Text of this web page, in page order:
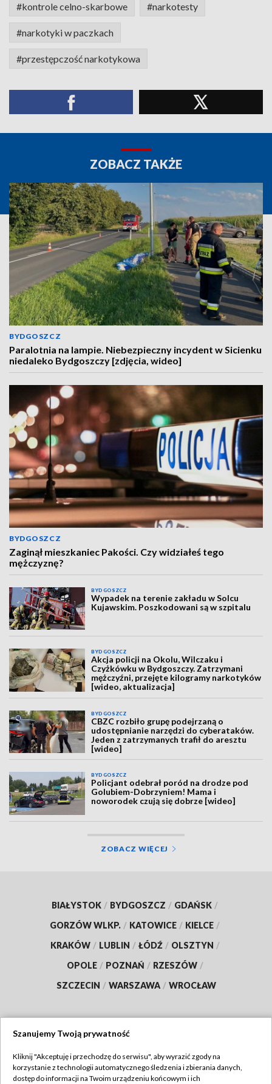
#kontrole celno-skarbowe #narkotesty
#narkotyki w paczkach
#przestępczość narkotykowa
ZOBACZ TAKŻE
BYDGOSZCZ
Paralotnia na lampie. Niebezpieczny incydent w Sicienku
niedaleko Bydgoszczy [zdjęcia, wideo]
BYDGOSZCZ
Zaginął mieszkaniec Pakości. Czy widziałeś tego
mężczyznę?
BYDGOSZCZ
Wypadek na terenie zakładu w Solcu
Kujawskim. Poszkodowani są w szpitalu
BYDGOSZCZ
Akcja policji na Okolu, Wilczaku i
Czyżkówku w Bydgoszczy. Zatrzymani
mężczyźni, przejęte kilogramy narkotyków
[wideo, aktualizacja]
BYDGOSZCZ
CBZC rozbiło grupę podejrzaną o
udostępnianie narzędzi do cyberataków.
Jeden z zatrzymanych trafił do aresztu
[wideo]
BYDGOSZCZ
Policjant odebrał poród na drodze pod
Golubiem-Dobrzyniem! Mama i
noworodek czują się dobrze [wideo]
ZOBACZ WIĘCEJ
BIAŁYSTOK / BYDGOSZCZ / GDAŃSK /
GORZÓW WLKP. / KATOWICE / KIELCE /
KRAKÓW / LUBLIN / ŁÓDŹ / OLSZTYN /
OPOLE / POZNAŃ / RZESZÓW /
SZCZECIN / WARSZAWA / WROCŁAW
TVP
Szanujemy Twoją prywatność
Kliknij "Akceptuję i przechodzę do serwisu", aby wyrazić zgody na
korzystanie z technologii automatycznego śledzenia i zbierania danych,
dostęp do informacji na Twoim urządzeniu końcowym i ich